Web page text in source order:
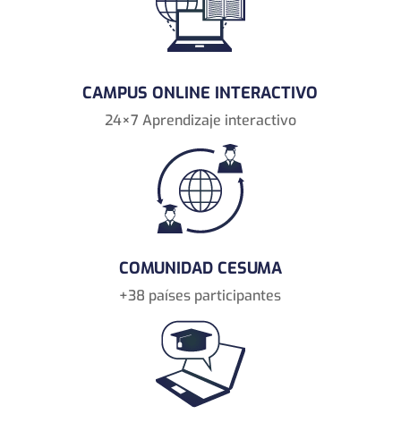
CAMPUS ONLINE INTERACTIVO
24×7 Aprendizaje interactivo
COMUNIDAD CESUMA
+38 países participantes